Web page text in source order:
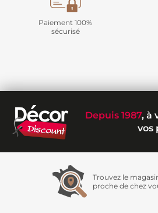
Paiement 100%
sécurisé
Depuis 1987, à
vos
Trouvez le
proche de chez